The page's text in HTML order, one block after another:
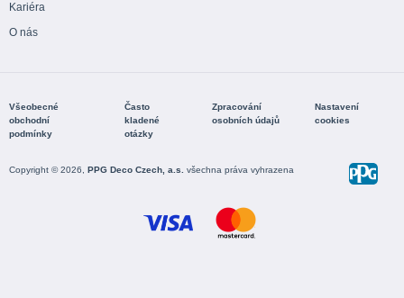
Kariéra
O nás
Všeobecné
obchodní
podmínky
Často
kladené
otázky
Zpracování
osobních údajů
Nastavení
cookies
Copyright © 2026, PPG Deco Czech, a.s. všechna práva vyhrazena